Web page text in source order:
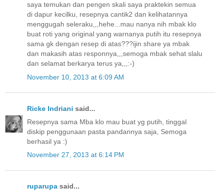
saya temukan dan pengen skali saya praktekin semua
di dapur kecilku, resepnya cantik2 dan kelihatannya
menggugah seleraku,,,hehe...mau nanya nih mbak klo
buat roti yang original yang warnanya putih itu resepnya
sama gk dengan resep di atas???ijin share ya mbak
dan makasih atas responnya,,,semoga mbak sehat slalu
dan selamat berkarya terus ya,,,:-)
November 10, 2013 at 6:09 AM
Ricke Indriani said...
Resepnya sama Mba klo mau buat yg putih, tinggal
diskip penggunaan pasta pandannya saja, Semoga
berhasil ya :)
November 27, 2013 at 6:14 PM
ruparupa said...